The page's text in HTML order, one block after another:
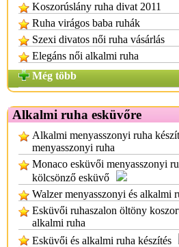
Koszorúslány ruha divat 2011
Ruha virágos baba ruhák
Szexi divatos női ruha vásárlás
Elegáns női alkalmi ruha
Még több
Alkalmi ruha esküvőre
Alkalmi menyasszonyi ruha
menyasszonyi ruha
Monaco esküvői menyasszonyi
kölcsönző esküvő
Walzer menyasszonyi és alkalmi
Esküvői ruhaszalon öltöny
alkalmi ruha
Esküvői és alkalmi ruha készítés